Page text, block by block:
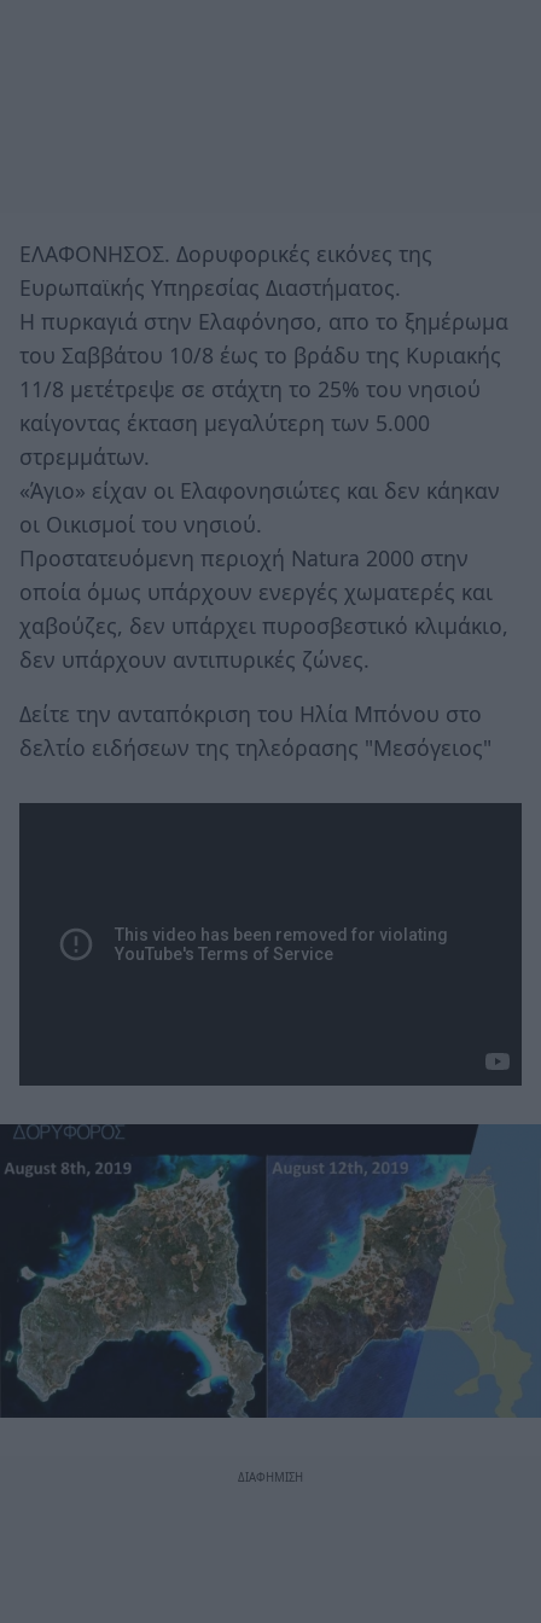
ΕΛΑΦΟΝΗΣΟΣ. Δορυφορικές εικόνες της
Ευρωπαϊκής Υπηρεσίας Διαστήματος.
Η πυρκαγιά στην Ελαφόνησο, απο το ξημέρωμα
του Σαββάτου 10/8 έως το βράδυ της Κυριακής
11/8 μετέτρεψε σε στάχτη το 25% του νησιού
καίγοντας έκταση μεγαλύτερη των 5.000
στρεμμάτων.
«Άγιο» είχαν οι Ελαφονησιώτες και δεν κάηκαν
οι Οικισμοί του νησιού.
Προστατευόμενη περιοχή Νatura 2000 στην
οποία όμως υπάρχουν ενεργές χωματερές και
χαβούζες, δεν υπάρχει πυροσβεστικό κλιμάκιο,
δεν υπάρχουν αντιπυρικές ζώνες.
Δείτε την ανταπόκριση του Ηλία Μπόνου στο
δελτίο ειδήσεων της τηλεόρασης "Μεσόγειος"